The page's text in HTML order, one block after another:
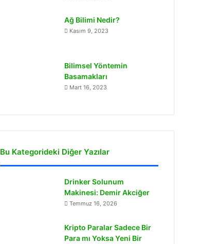
Ağ Bilimi Nedir?
Kasım 9, 2023
Bilimsel Yöntemin
Basamakları
Mart 16, 2023
Bu Kategorideki Diğer Yazılar
Drinker Solunum
Makinesi: Demir Akciğer
Temmuz 16, 2026
Kripto Paralar Sadece Bir
Para mı Yoksa Yeni Bir